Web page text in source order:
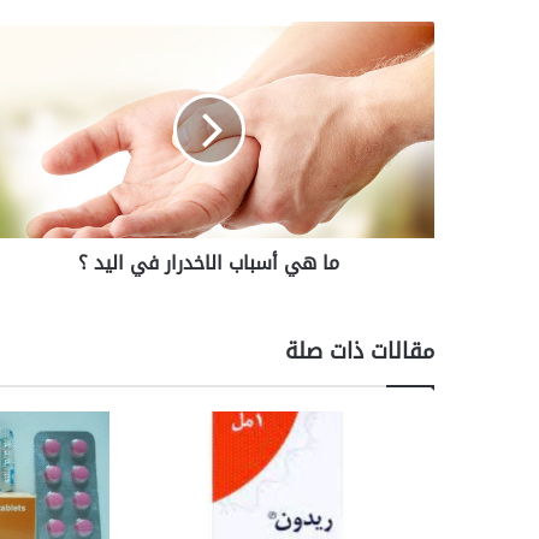
م
ا
ه
ي
أ
س
ب
ا
ب
د
ر
ما هي أسباب الاخدرار في اليد ؟
مقالات ذات صلة